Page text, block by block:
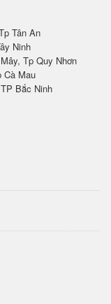
Tân An
Ninh
Tp Quy Nhơn
Cà Mau
Bắc Ninh